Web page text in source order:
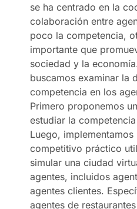
se ha centrado en la
colaboración entre
poco la competencia,
importante que
sociedad y la
buscamos examinar la
competencia en los
Primero proponemos
estudiar la
Luego, implementamos
competitivo práctico
simular una ciudad
agentes, incluidos
agentes clientes.
agentes de